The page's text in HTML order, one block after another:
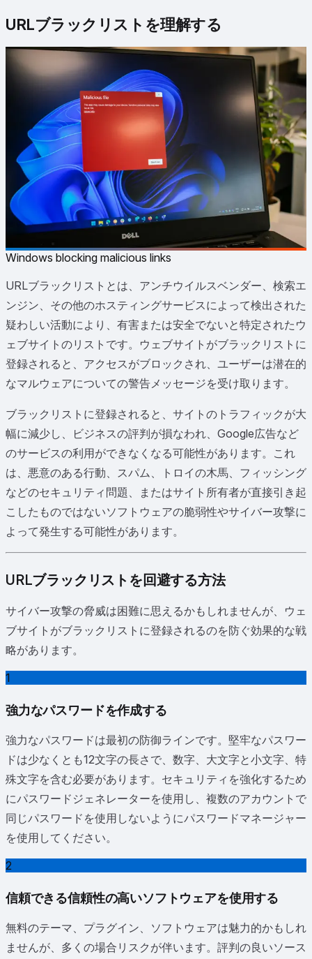
URLブラックリストを理解する
Windows blocking malicious links
URLブラックリストとは、アンチウイルスベンダー、検索エ
ンジン、その他のホスティングサービスによって検出された
疑わしい活動により、有害または安全でないと特定されたウ
ェブサイトのリストです。ウェブサイトがブラックリストに
登録されると、アクセスがブロックされ、ユーザーは潜在的
なマルウェアについての警告メッセージを受け取ります。
ブラックリストに登録されると、サイトのトラフィックが大
幅に減少し、ビジネスの評判が損なわれ、Google広告など
のサービスの利用ができなくなる可能性があります。これ
は、悪意のある行動、スパム、トロイの木馬、フィッシング
などのセキュリティ問題、またはサイト所有者が直接引き起
こしたものではないソフトウェアの脆弱性やサイバー攻撃に
よって発生する可能性があります。
URLブラックリストを回避する方法
サイバー攻撃の脅威は困難に思えるかもしれませんが、ウェ
ブサイトがブラックリストに登録されるのを防ぐ効果的な戦
略があります。
1
強力なパスワードを作成する
強力なパスワードは最初の防御ラインです。堅牢なパスワー
ドは少なくとも12文字の長さで、数字、大文字と小文字、特
殊文字を含む必要があります。セキュリティを強化するため
にパスワードジェネレーターを使用し、複数のアカウントで
同じパスワードを使用しないようにパスワードマネージャー
を使用してください。
2
信頼できる信頼性の高いソフトウェアを使用する
無料のテーマ、プラグイン、ソフトウェアは魅力的かもしれ
ませんが、多くの場合リスクが伴います。評判の良いソース